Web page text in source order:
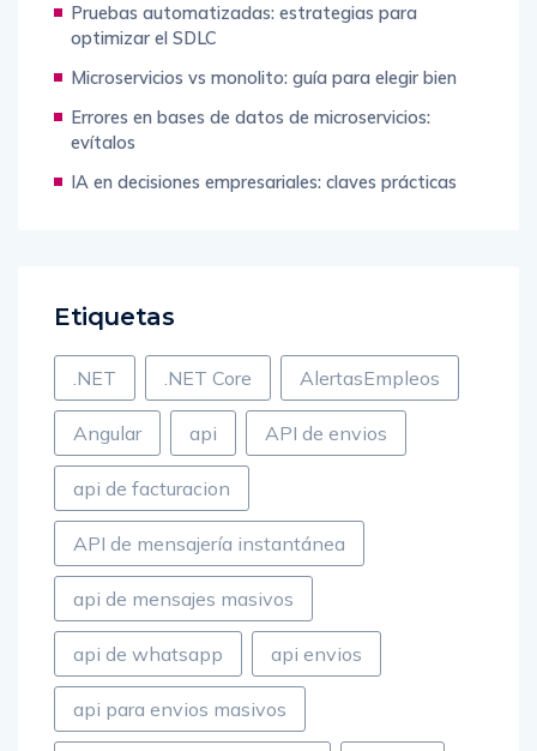
Pruebas automatizadas: estrategias para
optimizar el SDLC
Microservicios vs monolito: guía para elegir bien
Errores en bases de datos de microservicios:
evítalos
IA en decisiones empresariales: claves prácticas
Etiquetas
.NET .NET Core AlertasEmpleos
Angular api API de envios
api de facturacion
API de mensajería instantánea
api de mensajes masivos
api de whatsapp api envios
api para envios masivos